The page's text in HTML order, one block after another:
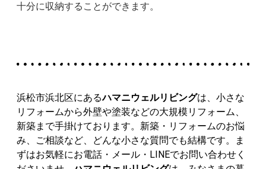
十分に収納することができます。
浜松市浜北区にあるハマニウェルリビングは、 小さな
リフォームから外壁や塗装などの大規模リフォーム、
新築まで手掛けております。 新築・リフォームのお悩
み、
ご相談など、どんな小さな質問でも結構です。
ま
ずはお気軽にお電話・メール・LINEでお問い合わせく